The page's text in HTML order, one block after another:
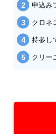
申込み
クロネ
持参し
クリー